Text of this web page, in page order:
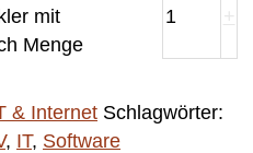
mit
Menge
& Internet Schlagwörter:
, IT, Software